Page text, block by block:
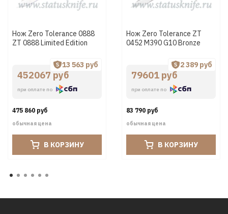
Нож Zero Tolerance 0888
ZT 0888 Limited Edition
452067 руб
при оплате по
13 563 руб
475 860 руб
обычная цена
В КОРЗИНУ
Нож Zero Tolerance ZT
0452 М390 G10 Bronze
79601 руб
при оплате по
2 389 руб
83 790 руб
обычная цена
В КОРЗИНУ